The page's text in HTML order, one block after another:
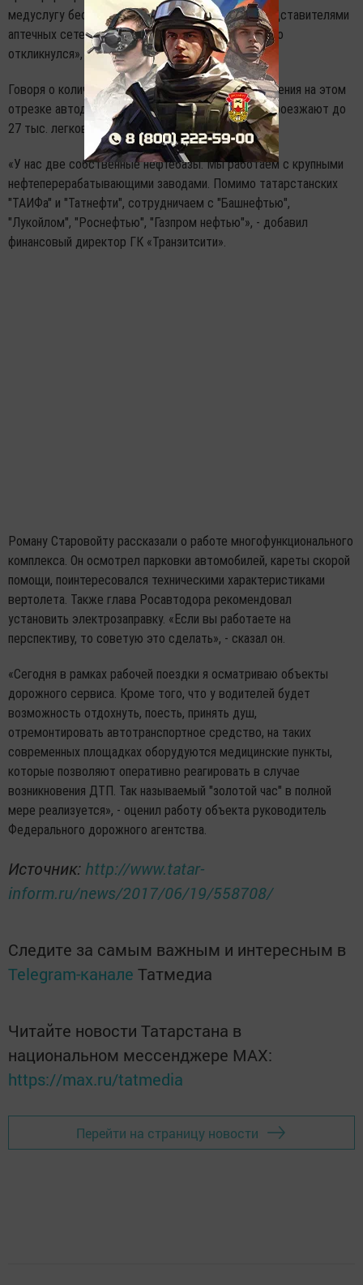
медуслугу бесплатно. Ведутся переговоры с представителями
аптечных сетей для открытия пункта, но пока никто
откликнулся», - проинформировал он.
Говоря о количестве участников дорожного движения на этом
отрезке автодороги, он отметил, что по трассе проезжают до
27 тыс. легковых автомобилей в сутки.
«У нас две собственные нефтебазы. Мы работаем с крупными
нефтеперерабатывающими заводами. Помимо татарстанских
"ТАИФа" и "Татнефти", сотрудничаем с "Башнефтью",
"Лукойлом", "Роснефтью", "Газпром нефтью"», - добавил
финансовый директор ГК «Транзитсити».
Роману Старовойту рассказали о работе многофункционального
комплекса. Он осмотрел парковки автомобилей, кареты скорой
помощи, поинтересовался техническими характеристиками
вертолета. Также глава Росавтодора рекомендовал
установить электрозаправку. «Если вы работаете на
перспективу, то советую это сделать», - сказал он.
«Сегодня в рамках рабочей поездки я осматриваю объекты
дорожного сервиса. Кроме того, что у водителей будет
возможность отдохнуть, поесть, принять душ,
отремонтировать автотранспортное средство, на таких
современных площадках оборудуются медицинские пункты,
которые позволяют оперативно реагировать в случае
возникновения ДТП. Так называемый "золотой час" в полной
мере реализуется», - оценил работу объекта руководитель
Федерального дорожного агентства.
Источник: http://www.tatar-
inform.ru/news/2017/06/19/558708/
Следите за самым важным и интересным в
Telegram-канале Татмедиа
Читайте новости Татарстана в
национальном мессенджере MАХ:
https://max.ru/tatmedia
Перейти на страницу новости